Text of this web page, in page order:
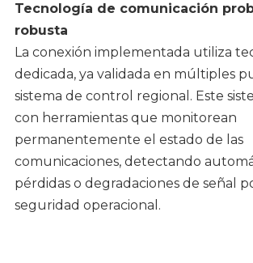
Tecnología de comunicación
robusta
La conexión implementada utiliza
dedicada, ya validada en múltiples
sistema de control regional. Este
con herramientas que monitorean
permanentemente el estado de las
comunicaciones, detectando
pérdidas o degradaciones de señal
seguridad operacional.